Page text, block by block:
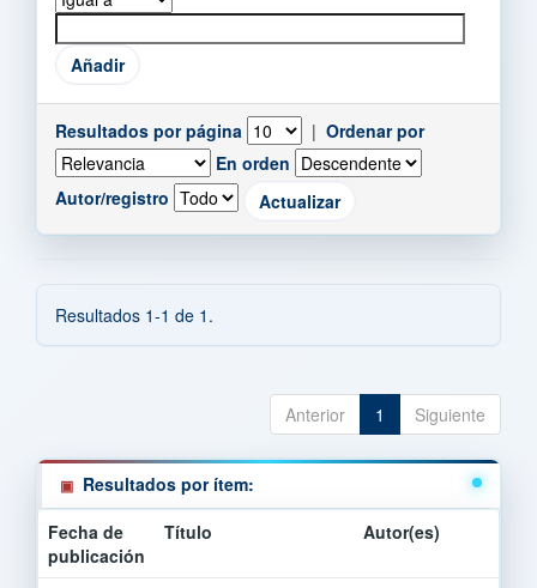
Resultados por página | Ordenar por
En orden
Autor/registro
Resultados 1-1 de 1.
Anterior 1 Siguiente
Resultados por ítem:
Fecha de
publicación
Título Autor(es)